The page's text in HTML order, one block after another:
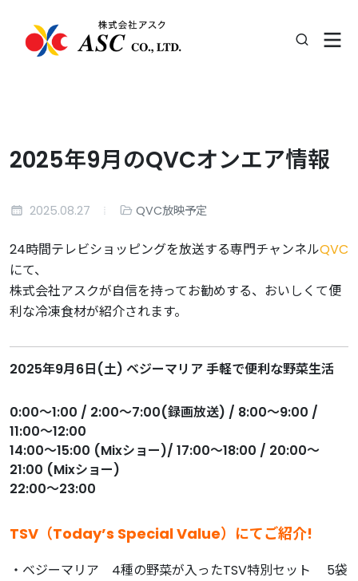
2025年9月のQVCオンエア情報
2025.08.27 QVC放映予定
24時間テレビショッピングを放送する専門チャンネルQVC
にて、
株式会社アスクが自信を持ってお勧めする、おいしくて便
利な冷凍食材が紹介されます。
2025年9月6日(土) ベジーマリア 手軽で便利な野菜生活
0:00～1:00 / 2:00～7:00(録画放送) / 8:00～9:00 /
11:00～12:00
14:00～15:00 (Mixショー)/ 17:00～18:00 / 20:00～
21:00 (Mixショー)
22:00～23:00
TSV（Today’s Special Value）にてご紹介!
・ベジーマリア 4種の野菜が入ったTSV特別セット 5袋